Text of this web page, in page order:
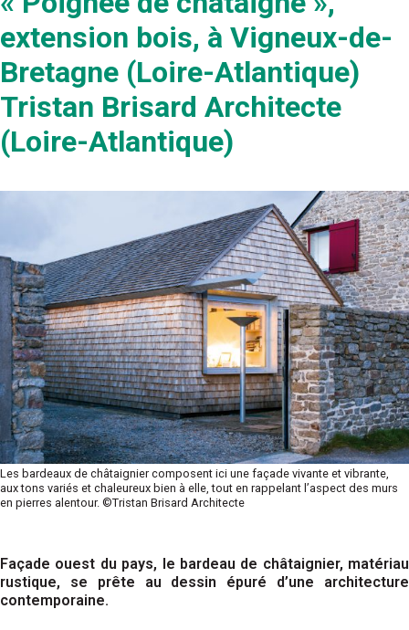
extension bois, à Vigneux-de-
Bretagne (Loire-Atlantique)
Tristan Brisard Architecte
(Loire-Atlantique)
Les bardeaux de châtaignier composent ici une façade vivante et vibrante,
aux tons variés et chaleureux bien à elle, tout en rappelant l’aspect des murs
en pierres alentour. ©Tristan Brisard Architecte
Façade ouest du pays, le bardeau de châtaignier, matériau
rustique, se prête au dessin épuré d’une architecture
contemporaine.